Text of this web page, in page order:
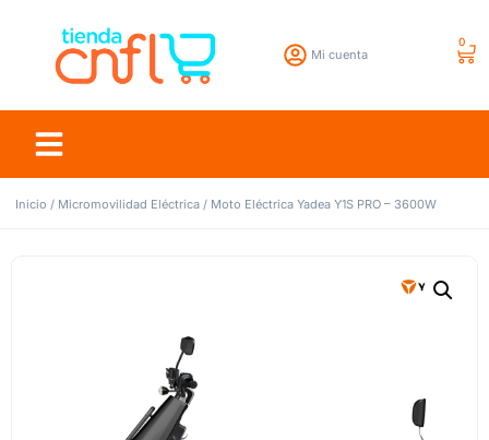
Mi cuenta
0
Inicio / Micromovilidad Eléctrica / Moto Eléctrica Yadea Y1S PRO – 3600W